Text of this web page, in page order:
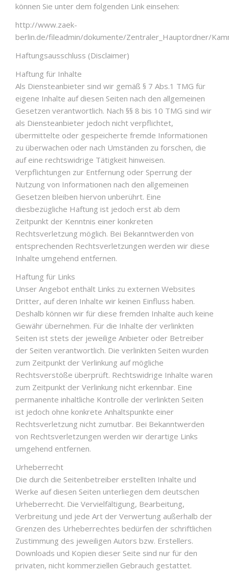
können Sie unter dem folgenden Link einsehen:
http://www.zaek-
berlin.de/fileadmin/dokumente/Zentraler_Hauptordner/
Haftungsausschluss (Disclaimer)
Haftung für Inhalte
Als Diensteanbieter sind wir gemäß § 7 Abs.1 TMG für
eigene Inhalte auf diesen Seiten nach den allgemeinen
Gesetzen verantwortlich. Nach §§ 8 bis 10 TMG sind wir
als Diensteanbieter jedoch nicht verpflichtet,
übermittelte oder gespeicherte fremde Informationen
zu überwachen oder nach Umständen zu forschen, die
auf eine rechtswidrige Tätigkeit hinweisen.
Verpflichtungen zur Entfernung oder Sperrung der
Nutzung von Informationen nach den allgemeinen
Gesetzen bleiben hiervon unberührt. Eine
diesbezügliche Haftung ist jedoch erst ab dem
Zeitpunkt der Kenntnis einer konkreten
Rechtsverletzung möglich. Bei Bekanntwerden von
entsprechenden Rechtsverletzungen werden wir diese
Inhalte umgehend entfernen.
Haftung für Links
Unser Angebot enthält Links zu externen Websites
Dritter, auf deren Inhalte wir keinen Einfluss haben.
Deshalb können wir für diese fremden Inhalte auch keine
Gewähr übernehmen. Für die Inhalte der verlinkten
Seiten ist stets der jeweilige Anbieter oder Betreiber
der Seiten verantwortlich. Die verlinkten Seiten wurden
zum Zeitpunkt der Verlinkung auf mögliche
Rechtsverstöße überprüft. Rechtswidrige Inhalte waren
zum Zeitpunkt der Verlinkung nicht erkennbar. Eine
permanente inhaltliche Kontrolle der verlinkten Seiten
ist jedoch ohne konkrete Anhaltspunkte einer
Rechtsverletzung nicht zumutbar. Bei Bekanntwerden
von Rechtsverletzungen werden wir derartige Links
umgehend entfernen.
Urheberrecht
Die durch die Seitenbetreiber erstellten Inhalte und
Werke auf diesen Seiten unterliegen dem deutschen
Urheberrecht. Die Vervielfältigung, Bearbeitung,
Verbreitung und jede Art der Verwertung außerhalb der
Grenzen des Urheberrechtes bedürfen der schriftlichen
Zustimmung des jeweiligen Autors bzw. Erstellers.
Downloads und Kopien dieser Seite sind nur für den
privaten, nicht kommerziellen Gebrauch gestattet.